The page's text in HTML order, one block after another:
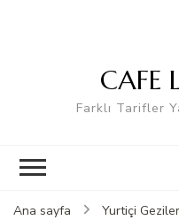
CAFE
Farklı Tarifler
Ana sayfa Yurtiçi